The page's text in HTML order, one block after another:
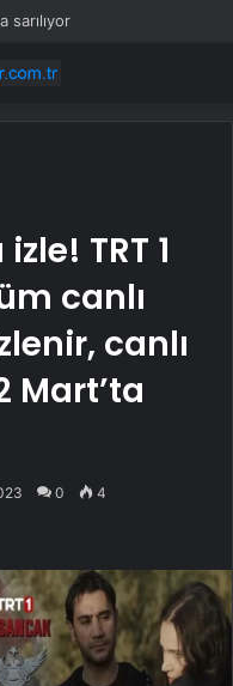
sarılıyor
TRT 1
canlı
canlı
Mart’ta
0 4